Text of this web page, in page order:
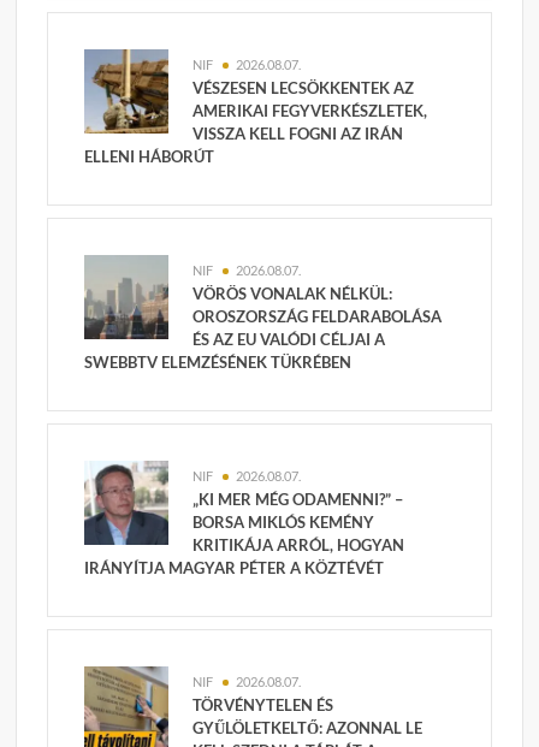
NIF 2026.08.07.
VÉSZESEN LECSÖKKENTEK AZ
AMERIKAI FEGYVERKÉSZLETEK,
VISSZA KELL FOGNI AZ IRÁN
ELLENI HÁBORÚT
NIF 2026.08.07.
VÖRÖS VONALAK NÉLKÜL:
OROSZORSZÁG FELDARABOLÁSA
ÉS AZ EU VALÓDI CÉLJAI A
SWEBBTV ELEMZÉSÉNEK TÜKRÉBEN
NIF 2026.08.07.
„KI MER MÉG ODAMENNI?” –
BORSA MIKLÓS KEMÉNY
KRITIKÁJA ARRÓL, HOGYAN
IRÁNYÍTJA MAGYAR PÉTER A KÖZTÉVÉT
NIF 2026.08.07.
TÖRVÉNYTELEN ÉS
GYŰLÖLETKELTŐ: AZONNAL LE